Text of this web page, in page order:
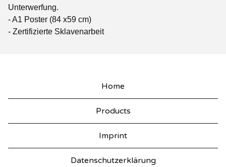
Unterwerfung.
- A1 Poster (84 x59 cm)
- Zertifizierte Sklavenarbeit
Home
Products
Imprint
Datenschutzerklärung